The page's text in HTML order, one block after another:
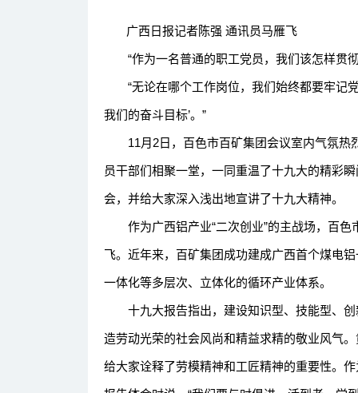
广西日报记者陈强 通讯员马雁飞
“作为一名普通的职工党员，我们该怎样贯彻
“无论在哪个工作岗位，我们始终都要牢记党
我们的奋斗目标’。”
11月2日，百色市百矿集团会议室内气氛热
员干部们相聚一堂，一同重温了十九大的精彩
会，并给大家深入浅出地宣讲了十九大精神。
作为广西铝产业“二次创业”的主战场，百色
飞。近年来，百矿集团成功建成广西首个煤电
一体化等多层次、立体化的循环产业体系。
十九大报告指出，建设知识型、技能型、创
造劳动光荣的社会风尚和精益求精的敬业风气
给大家诠释了劳模精神和工匠精神的重要性。